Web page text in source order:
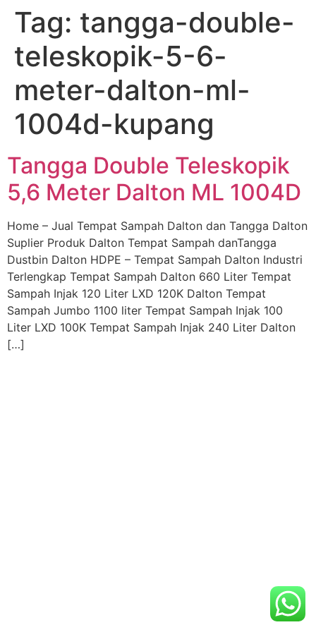
Skip
content
Tag: tangga-double-
teleskopik-5-6-
meter-dalton-ml-
1004d-kupang
Tangga Double Teleskopik
5,6 Meter Dalton ML 1004D
Home – Jual Tempat Sampah Dalton dan Tangga Dalton
Suplier Produk Dalton Tempat Sampah danTangga
Dustbin Dalton HDPE – Tempat Sampah Dalton Industri
Terlengkap Tempat Sampah Dalton 660 Liter Tempat
Sampah Injak 120 Liter LXD 120K Dalton Tempat
Sampah Jumbo 1100 liter Tempat Sampah Injak 100
Liter LXD 100K Tempat Sampah Injak 240 Liter Dalton
[…]